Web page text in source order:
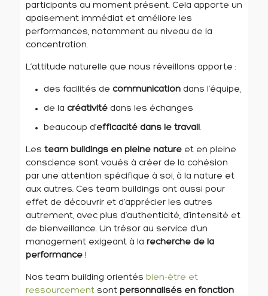
participants au moment présent. Cela apporte un
apaisement immédiat et améliore les
performances, notamment au niveau de la
concentration.
L’attitude naturelle que nous réveillons apporte :
des facilités de communication dans l’équipe,
de la créativité dans les échanges
beaucoup d’efficacité dans le travail.
Les team buildings en pleine nature et en pleine
conscience sont voués à créer de la cohésion
par une attention spécifique à soi, à la nature et
aux autres. Ces team buildings ont aussi pour
effet de découvrir et d’apprécier les autres
autrement, avec plus d’authenticité, d’intensité et
de bienveillance. Un trésor au service d’un
management exigeant à la recherche de la
performance !
Nos team building orientés bien-être et
ressourcement sont personnalisés en fonction